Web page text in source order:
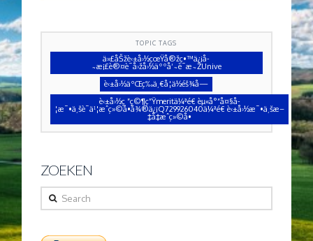
TOPIC TAGS
ä»£åŠžè‹±å›½çœŸå®žç•™ä¿¡å­
˜æ¡£è®¤è¯å›žå›½äººå‘˜è¯æ˜ŽUnive
è‹±å›½äºŒç­‰ä¸€å­¦ä½éš¾å—
è‹±å›½ç ”ç©¶ç”Ÿmeritä¼ªé€ èµ«å°”å¤§å­
¦æ¯•ä¸šè¯ä¹¦æˆç»©å•å¾®ä¿¡Q729926040ä¼ªé€ è‹±å›½æ¯•ä¸šæ–
‡å‡­æˆç»©å•
ZOEKEN
Search